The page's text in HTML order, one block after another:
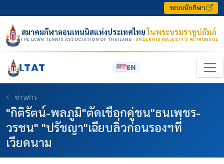
ระบบนักกีฬา
สมาคมกีฬาลอนเทนนิสแห่งประเทศไทยในพระบรมราชูปถัมภ์
THE LAWN TENNIS ASSOCIATION OF THAILAND · UNDER HIS MAJESTY’S PATRONAGE
LTAT EN
ข่าวสาร
"กิติรัตน์-พลภูมิ"ตัดเชือกคู่ชน"ธนเพชร-
วรชน" "ปรัชญา"เฉียบลิ่วก่อนรองฯที่
เวียดนาม